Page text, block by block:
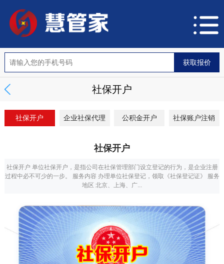
社保开户
社保开户 企业社保代理 公积金开户 社保账户注销
社保开户
社保开户 单位社保开户，是指公司在社保管理部门设立登记的行为，是企业注册
过程中必不可少的一步。 服务内容 办理单位社保登记，领取《社保登记证》 服务
地区 北京、上海、广...